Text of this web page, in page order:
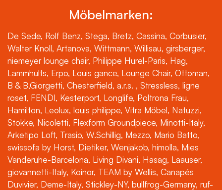
Möbelmarken:
De Sede, Rolf Benz, Stega, Bretz, Cassina, Corbusier,
Walter Knoll, Artanova, Wittmann, Willisau, girsberger,
niemeyer lounge chair, Philippe Hurel-Paris, Hag,
Lammhults, Erpo, Louis gance, Lounge Chair, Ottoman,
B & B,Giorgetti, Chesterfield, a.r.s. , Stressless, ligne
roset, FENDI, Kesterport, Longlife, Poltrona Frau,
Hamilton, Leolux, louis philippe, Vitra Möbel, Natuzzi,
Stokke, Nicoletti, Flexform Groundpiece, Minotti-Italy,
Arketipo Loft, Trasio, W.Schillig, Mezzo, Mario Batto,
swissofa by Horst, Dietiker, Wenjakob, himolla, Mies
Vanderuhe-Barcelona, Living Divani, Hasag, Laauser,
giovannetti-Italy, Koinor, TEAM by Wellis, Canapés
Duvivier, Deme-Italy, Stickley-NY, bullfrog-Germany, ruf-